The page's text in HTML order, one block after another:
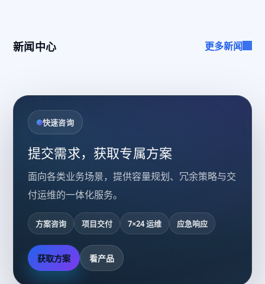
新闻中心 更多新闻
快速咨询
提交需求，获取专属方案
面向各类业务场景，提供容量规划、冗余策略与交
付运维的一体化服务。
方案咨询 项目交付 7×24 运维 应急响应
获取方案 看产品